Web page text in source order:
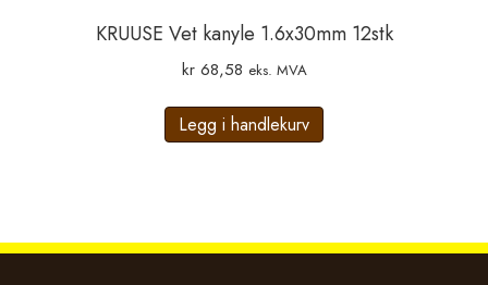
KRUUSE Vet kanyle 1.6x30mm 12stk
kr68,58 eks. MVA
Legg i handlekurv